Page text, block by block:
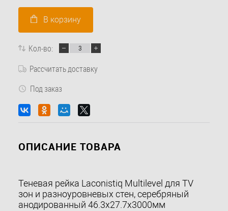
В корзину
Кол-во:
Рассчитать доставку
Под заказ
ОПИСАНИЕ ТОВАРА
Теневая рейка Laconistiq Multilevel для TV
зон и разноуровневых стен, серебряный
анодированный 46.3х27.7х3000мм